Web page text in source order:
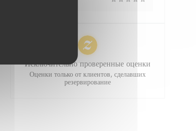
Исключительно проверенные оценки
Оценки только от клиентов, сделавших
резервирование